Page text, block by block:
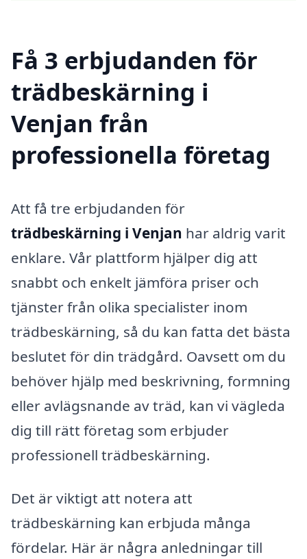
Få 3 erbjudanden för
trädbeskärning i
Venjan från
professionella företag
Att få tre erbjudanden för
trädbeskärning i Venjan har aldrig varit
enklare. Vår plattform hjälper dig att
snabbt och enkelt jämföra priser och
tjänster från olika specialister inom
trädbeskärning, så du kan fatta det bästa
beslutet för din trädgård. Oavsett om du
behöver hjälp med beskrivning, formning
eller avlägsnande av träd, kan vi vägleda
dig till rätt företag som erbjuder
professionell trädbeskärning.
Det är viktigt att notera att
trädbeskärning kan erbjuda många
fördelar. Här är några anledningar till